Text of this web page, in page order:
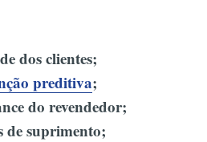
dos clientes;
preditiva;
do revendedor;
de suprimento;